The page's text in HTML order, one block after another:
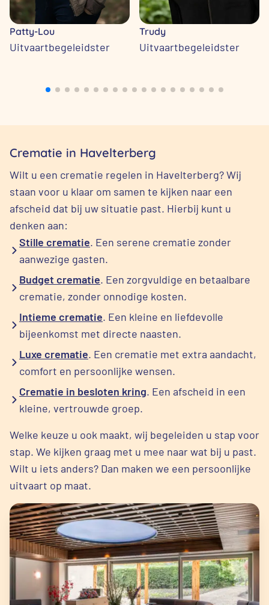
Patty-Lou
Uitvaartbegeleidster
Trudy
Uitvaartbegeleidster
Crematie in Havelterberg
Wilt u een crematie regelen in Havelterberg? Wij
staan voor u klaar om samen te kijken naar een
afscheid dat bij uw situatie past. Hierbij kunt u
denken aan:
Stille crematie. Een serene crematie zonder
aanwezige gasten.
Budget crematie. Een zorgvuldige en betaalbare
crematie, zonder onnodige kosten.
Intieme crematie. Een kleine en liefdevolle
bijeenkomst met directe naasten.
Luxe crematie. Een crematie met extra aandacht,
comfort en persoonlijke wensen.
Crematie in besloten kring. Een afscheid in een
kleine, vertrouwde groep.
Welke keuze u ook maakt, wij begeleiden u stap voor
stap. We kijken graag met u mee naar wat bij u past.
Wilt u iets anders? Dan maken we een persoonlijke
uitvaart op maat.